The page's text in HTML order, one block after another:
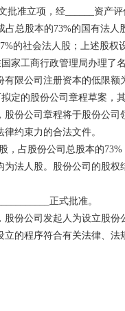
批准立项，经______资产
总股本的73%的国有法人
的社会法人股；上述股权
家工商行政管理局办理了
限公司注册资本的低限额
定的股份公司章程草案，
份公司章程将于股份公司
约束力的合法文件。
，占股份公司总股本的
为法人股。股份公司的股
正式批准。
公司发起人为设立股份
的程序符合有关法律、法